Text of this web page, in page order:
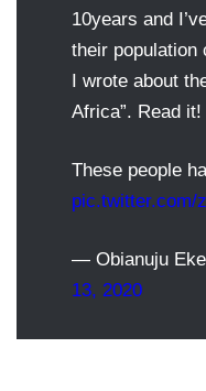
10years and
their population
I wrote about
Africa”. Read it!
These people
pic.twitter.com/
— Obianuju
13, 2020